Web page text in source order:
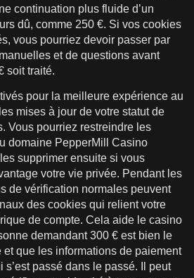
continuation plus fluide d’un
dû, comme 250 €. Si vos cookies
vous pourriez devoir passer par
et de questions avant
soit traité.
pour la meilleure expérience au
mises à jour de votre statut de
Vous pourriez restreindre les
domaine PepperMill Casino
supprimer ensuite si vous
votre vie privée. Pendant les
de vérification normales peuvent
des cookies qui relient votre
de compte. Cela aide le casino
demandant 300 € est bien le
et que les informations de paiement
s’est passé dans le passé. Il peut